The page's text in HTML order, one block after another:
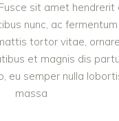
sit amet
nunc, ac
tortor vitae,
et magnis dis
eu semper nulla
massa